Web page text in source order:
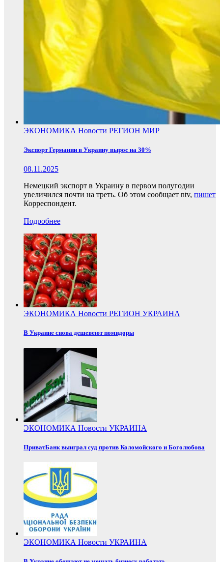
ЭКОНОМИКА Новости РЕГИОН МИР
Экспорт Германии в Украину вырос на 30%
08.11.2025
Немецкий экспорт в Украину в первом полугодии
увеличился почти на треть. Об этом сообщает ntv, пишет
Корреспондент.
Подробнее
ЭКОНОМИКА Новости РЕГИОН УКРАИНА
В Украине снова дешевеют помидоры
ЭКОНОМИКА Новости УКРАИНА
ПриватБанк выиграл суд против Коломойского и Боголюбова
ЭКОНОМИКА Новости УКРАИНА